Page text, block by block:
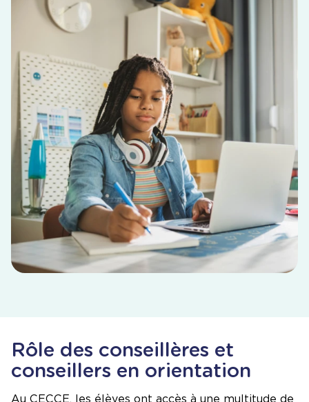
Rôle des conseillères et
conseillers en orientation
Au CECCE, les élèves ont accès à une multitude de